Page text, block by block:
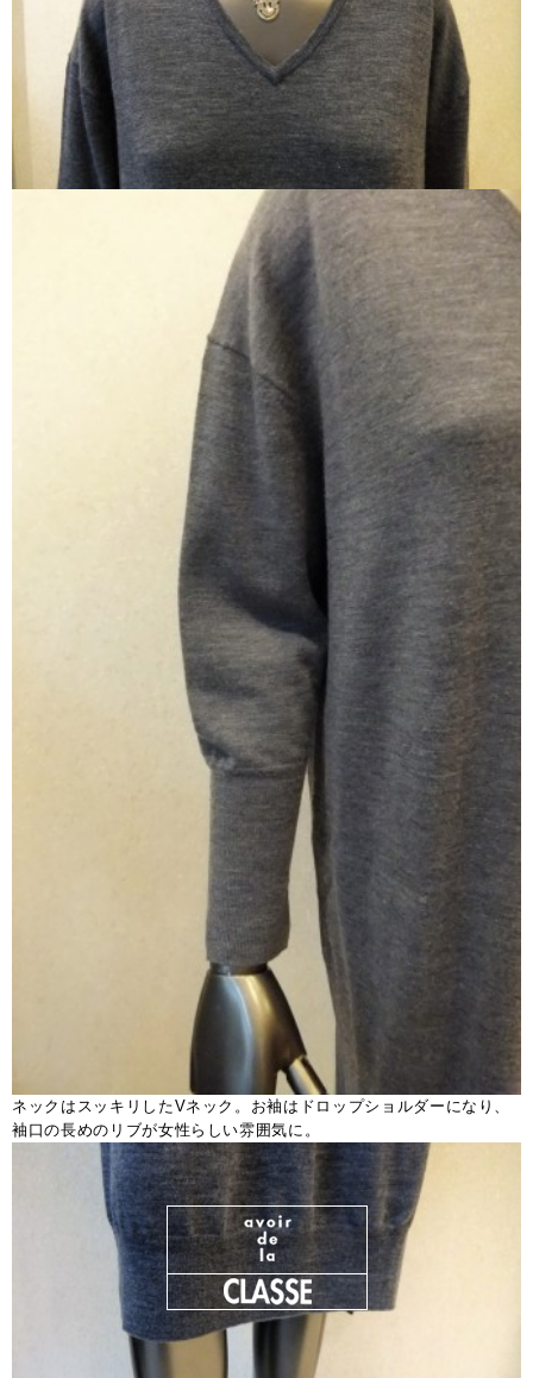
ネックはスッキリしたVネック。お袖はドロップショルダーになり、
袖口の長めのリブが女性らしい雰囲気に。